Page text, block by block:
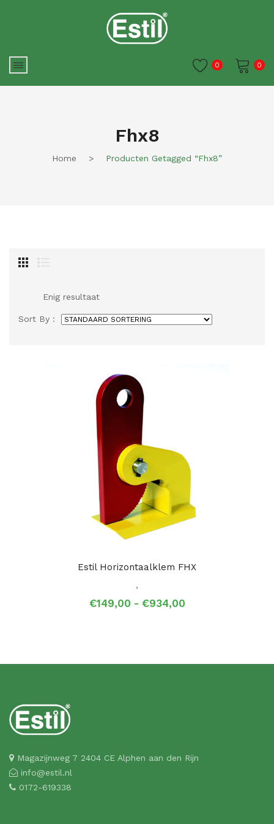
0
0
Fhx8
Home > Producten Getagged “fhx8”
Enig resultaat
Sort By :
Estil Horizontaalklem FHX
,
€149,00 - €934,00Prijsklasse:
Magazijnweg 7 2404 CE Alphen aan den Rijn
info@estil.nl
0172-619338